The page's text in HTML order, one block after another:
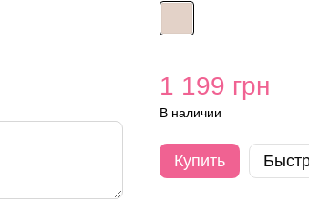
1 199 грн
В наличии
Купить